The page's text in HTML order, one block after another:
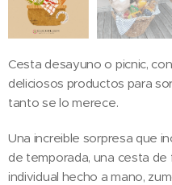
Cesta desayuno o picnic,
deliciosos productos para
tanto se lo merece.
Una increible sorpresa que
de temporada, una cesta de
individual hecho a mano,